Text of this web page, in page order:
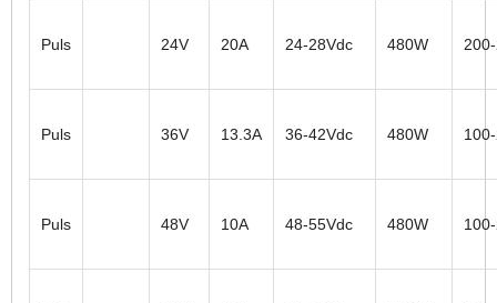
Puls 24V 20A 24-28Vdc 480W
Puls 36V 13.3A 36-42Vdc 480W
Puls 48V 10A 48-55Vdc 480W